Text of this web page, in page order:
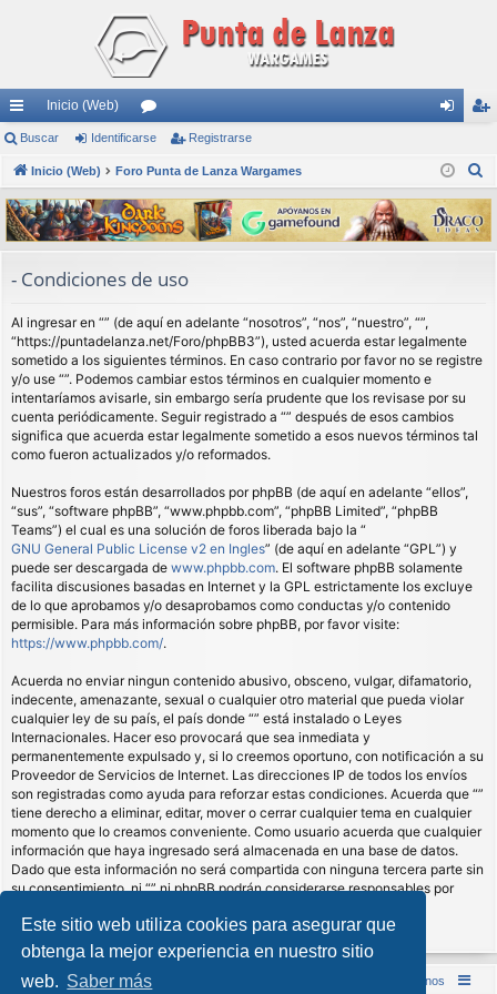
Este sitio web utiliza cookies para asegurar que
obtenga la mejor experiencia en nuestro sitio
web. Saber más
nl
ac
es
rá
s
Inicio (Web)
or
os nti
fic
ar
ist
ra
rs
Buscar Identificarse Registrarse
Inicio (Web) Foro Punta de Lanza Wargames
s
c
- Condiciones de uso
Al ingresar en “” (de aquí en adelante “nosotros”, “nos”, “nuestro”, “”,
“https://puntadelanza.net/Foro/phpBB3”), usted acuerda estar legalmente
sometido a los siguientes términos. En caso contrario por favor no se registre
y/o use “”. Podemos cambiar estos términos en cualquier momento e
intentaríamos avisarle, sin embargo sería prudente que los revisase por su
cuenta periódicamente. Seguir registrado a “” después de esos cambios
significa que acuerda estar legalmente sometido a esos nuevos términos tal
como fueron actualizados y/o reformados.
Nuestros foros están desarrollados por phpBB (de aquí en adelante “ellos”,
“sus”, “software phpBB”, “www.phpbb.com”, “phpBB Limited”, “phpBB
Teams”) el cual es una solución de foros liberada bajo la “
GNU General Public License v2 en Ingles” (de aquí en adelante “GPL”) y
puede ser descargada de www.phpbb.com. El software phpBB solamente
facilita discusiones basadas en Internet y la GPL estrictamente los excluye
de lo que aprobamos y/o desaprobamos como conductas y/o contenido
permisible. Para más información sobre phpBB, por favor visite:
https://www.phpbb.com/.
Acuerda no enviar ningun contenido abusivo, obsceno, vulgar, difamatorio,
indecente, amenazante, sexual o cualquier otro material que pueda violar
cualquier ley de su país, el país donde “” está instalado o Leyes
Internacionales. Hacer eso provocará que sea inmediata y
permanentemente expulsado y, si lo creemos oportuno, con notificación a su
Proveedor de Servicios de Internet. Las direcciones IP de todos los envíos
son registradas como ayuda para reforzar estas condiciones. Acuerda que “”
tiene derecho a eliminar, editar, mover o cerrar cualquier tema en cualquier
momento que lo creamos conveniente. Como usuario acuerda que cualquier
información que haya ingresado será almacenada en una base de datos.
Dado que esta información no será compartida con ninguna tercera parte sin
su consentimiento, ni “” ni phpBB podrán considerarse responsables por
comprometidos.
Inicio (Web) Foro Punta de Lanza Wargames Contáctenos